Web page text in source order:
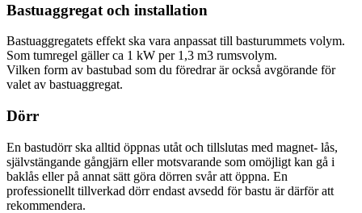
Bastuaggregat och installation
Bastuaggregatets effekt ska vara anpassat till basturummets volym.
Som tumregel gäller ca 1 kW per 1,3 m3 rumsvolym.
Vilken form av bastubad som du föredrar är också avgörande för
valet av bastuaggregat.
Dörr
En bastudörr ska alltid öppnas utåt och tillslutas med magnet- lås,
självstängande gångjärn eller motsvarande som omöjligt kan gå i
baklås eller på annat sätt göra dörren svår att öppna. En
professionellt tillverkad dörr endast avsedd för bastu är därför att
rekommendera.